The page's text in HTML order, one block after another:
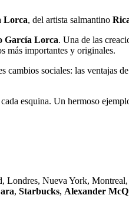
Lorca, del artista salmantino
García Lorca. Una de las
más importantes y originales.
cambios sociales: las ventajas
esquina. Un hermoso
Londres, Nueva York,
, Starbucks, Alexander